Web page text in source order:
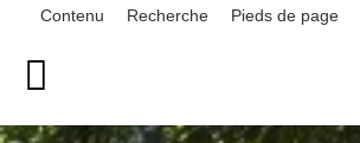
Contenu Recherche Pieds de page